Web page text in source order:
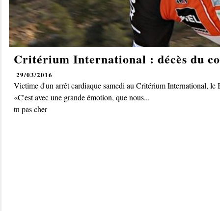
Critérium International : décès du
29/03/2016
Victime d'un arrêt cardiaque samedi au Critérium International,
«C'est avec une grande émotion, que nous...
tn pas cher